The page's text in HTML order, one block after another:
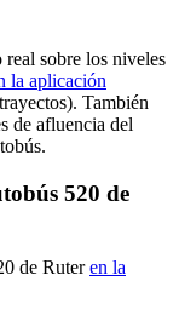
sobre los niveles
la aplicación
También
de afluencia del
520 de
de Ruteren la